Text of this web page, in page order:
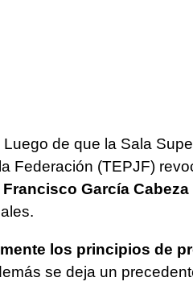
Luego de que la Sala
Federación (TEPJF)
Francisco García Cabeza
los principios de
se deja un